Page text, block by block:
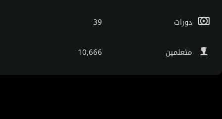
دورات 39
متعلمين 10,666